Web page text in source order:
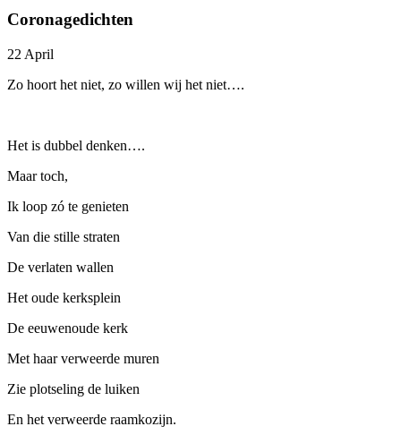
Coronagedichten
22 April
Zo hoort het niet, zo willen wij het niet….
Het is dubbel denken….
Maar toch,
Ik loop zó te genieten
Van die stille straten
De verlaten wallen
Het oude kerksplein
De eeuwenoude kerk
Met haar verweerde muren
Zie plotseling de luiken
En het verweerde raamkozijn.